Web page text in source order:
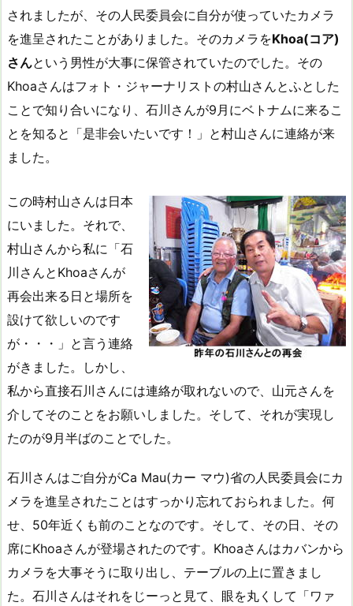
されましたが、その人民委員会に自分が使っていたカメラ
を進呈されたことがありました。そのカメラをKhoa(コア)
さんという男性が大事に保管されていたのでした。その
Khoaさんはフォト・ジャーナリストの村山さんとふとした
ことで知り合いになり、石川さんが9月にベトナムに来るこ
とを知ると「是非会いたいです！」と村山さんに連絡が来
ました。
この時村山さんは日本
にいました。それで、
村山さんから私に「石
川さんとKhoaさんが
再会出来る日と場所を
設けて欲しいのです
が・・・」と言う連絡
がきました。しかし、
私から直接石川さんには連絡が取れないので、山元さんを
介してそのことをお願いしました。そして、それが実現し
たのが9月半ばのことでした。
石川さんはご自分がCa Mau(カー マウ)省の人民委員会にカ
メラを進呈されたことはすっかり忘れておられました。何
せ、50年近くも前のことなのです。そして、その日、その
席にKhoaさんが登場されたのです。Khoaさんはカバンから
カメラを大事そうに取り出し、テーブルの上に置きまし
た。石川さんはそれをじーっと見て、眼を丸くして「ワァ